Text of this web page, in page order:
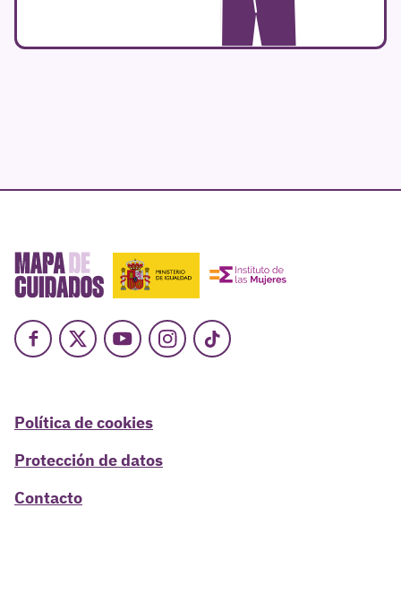
Facebook
X YoutubeInstagram
TikTok
Política de cookies
Protección de datos
Contacto